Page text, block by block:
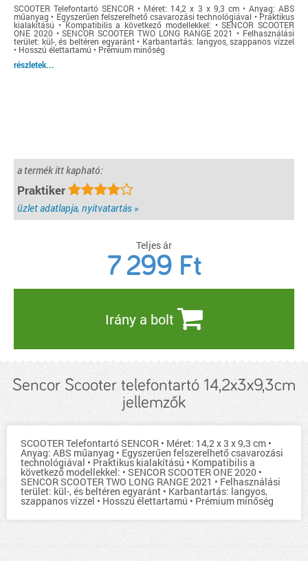
SCOOTER Telefontartó SENCOR • Méret: 14,2 x 3 x 9,3 cm • Anyag: ABS
műanyag • Egyszerűen felszerelhető csavarozási technológiával • Praktikus
kialakítású • Kompatibilis a következő modellekkel: • SENCOR SCOOTER
ONE 2020 • SENCOR SCOOTER TWO LONG RANGE 2021 • Felhasználási
terület: kül-, és beltéren egyaránt • Karbantartás: langyos, szappanos vízzel
• Hosszú élettartamú • Prémium minőség
részletek...
a termék itt kapható:
Praktiker
üzlet adatlapja, nyitvatartás »
Teljes ár
7 299 Ft
Irány a bolt
Sencor Scooter telefontartó 14,2x3x9,3cm
jellemzők
SCOOTER Telefontartó SENCOR • Méret: 14,2 x 3 x 9,3 cm •
Anyag: ABS műanyag • Egyszerűen felszerelhető csavarozási
technológiával • Praktikus kialakítású • Kompatibilis a
következő modellekkel: • SENCOR SCOOTER ONE 2020 •
SENCOR SCOOTER TWO LONG RANGE 2021 • Felhasználási
terület: kül-, és beltéren egyaránt • Karbantartás: langyos,
szappanos vízzel • Hosszú élettartamú • Prémium minőség